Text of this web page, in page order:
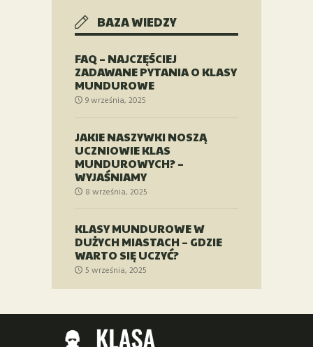
BAZA WIEDZY
FAQ – NAJCZĘŚCIEJ
ZADAWANE PYTANIA O KLASY
MUNDUROWE
9 września, 2025
JAKIE NASZYWKI NOSZĄ
UCZNIOWIE KLAS
MUNDUROWYCH? –
WYJAŚNIAMY
8 września, 2025
KLASY MUNDUROWE W
DUŻYCH MIASTACH – GDZIE
WARTO SIĘ UCZYĆ?
5 września, 2025